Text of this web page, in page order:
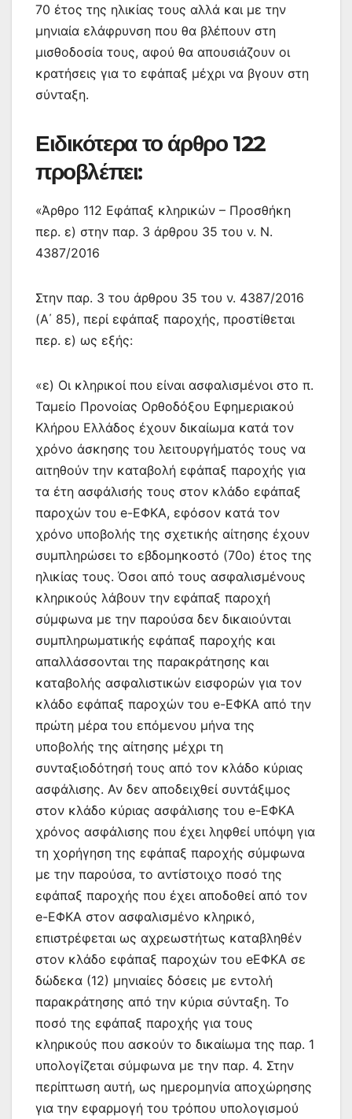
70 έτος της ηλικίας τους αλλά και με την
μηνιαία ελάφρυνση που θα βλέπουν στη
μισθοδοσία τους, αφού θα απουσιάζουν οι
κρατήσεις για το εφάπαξ μέχρι να βγουν στη
σύνταξη.
Ειδικότερα το άρθρο 122
προβλέπει:
«Άρθρο 112 Εφάπαξ κληρικών – Προσθήκη
περ. ε) στην παρ. 3 άρθρου 35 του ν. Ν.
4387/2016
Στην παρ. 3 του άρθρου 35 του ν. 4387/2016
(Α΄ 85), περί εφάπαξ παροχής, προστίθεται
περ. ε) ως εξής:
«ε) Οι κληρικοί που είναι ασφαλισμένοι στο π.
Ταμείο Προνοίας Ορθοδόξου Εφημεριακού
Κλήρου Ελλάδος έχουν δικαίωμα κατά τον
χρόνο άσκησης του λειτουργήματός τους να
αιτηθούν την καταβολή εφάπαξ παροχής για
τα έτη ασφάλισής τους στον κλάδο εφάπαξ
παροχών του e-ΕΦΚΑ, εφόσον κατά τον
χρόνο υποβολής της σχετικής αίτησης έχουν
συμπληρώσει το εβδομηκοστό (70ο) έτος της
ηλικίας τους. Όσοι από τους ασφαλισμένους
κληρικούς λάβουν την εφάπαξ παροχή
σύμφωνα με την παρούσα δεν δικαιούνται
συμπληρωματικής εφάπαξ παροχής και
απαλλάσσονται της παρακράτησης και
καταβολής ασφαλιστικών εισφορών για τον
κλάδο εφάπαξ παροχών του e-ΕΦΚΑ από την
πρώτη μέρα του επόμενου μήνα της
υποβολής της αίτησης μέχρι τη
συνταξιοδότησή τους από τον κλάδο κύριας
ασφάλισης. Αν δεν αποδειχθεί συντάξιμος
στον κλάδο κύριας ασφάλισης του e-ΕΦΚΑ
χρόνος ασφάλισης που έχει ληφθεί υπόψη για
τη χορήγηση της εφάπαξ παροχής σύμφωνα
με την παρούσα, το αντίστοιχο ποσό της
εφάπαξ παροχής που έχει αποδοθεί από τον
e-ΕΦΚΑ στον ασφαλισμένο κληρικό,
επιστρέφεται ως αχρεωστήτως καταβληθέν
στον κλάδο εφάπαξ παροχών του eΕΦΚΑ σε
δώδεκα (12) μηνιαίες δόσεις με εντολή
παρακράτησης από την κύρια σύνταξη. Το
ποσό της εφάπαξ παροχής για τους
κληρικούς που ασκούν το δικαίωμα της παρ. 1
υπολογίζεται σύμφωνα με την παρ. 4. Στην
περίπτωση αυτή, ως ημερομηνία αποχώρησης
για την εφαρμογή του τρόπου υπολογισμού